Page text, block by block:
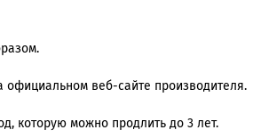
официальном веб-сайте производителя.
которую можно продлить до 3 лет.